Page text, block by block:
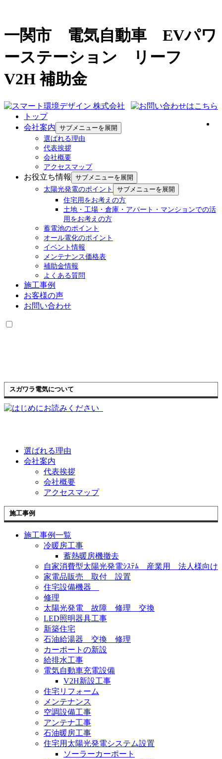
一関市 電気自動車 EVパワ
ーステーション リーフ
V2H 補助金
トップ
会社案内 サブメニューを展開
選ばれる理由
代表挨拶
会社概要
アクセスマップ
お役立ち情報
サブメニューを展開
太陽光発電のポイント
サブメニューを展開
住宅用をお考えの方
土地・工場・倉庫・アパート・マンションでの活
用をお考えの方
蓄電池のポイント
オール電化のポイント
イベント情報
メンテナンス価格表
補助金情報
よくある質問
施工事例
お客様の声
お問い合わせ
スガワラ電気について
選ばれる理由
会社案内
代表挨拶
会社概要
アクセスマップ
施工事例
施工事例一覧
冷暖房工事
蓄熱暖房機撤去
自家消費型太陽光発電ｼｽﾃﾑ 産業用 法人様向け
家電品販売 取付 設置
住宅設備機器
修理
太陽光発電 故障 修理 交換
LED照明器具工事
新築住宅
石油給湯器 交換 修理
カーポートの新設
給排水工事
電気自動車充電設備
V2H新設工事
住宅リフォーム
メンテナンス
空調設備工事
アンテナ工事
石油暖房工事
住宅用太陽光発電システム設置
ソーラーカーポート